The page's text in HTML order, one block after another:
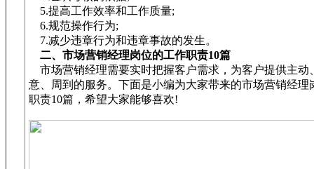
5.提高工作效率和工作质量;
6.规范操作行为;
7.减少违章行为和违章事故的发生。
二、市场营销经理岗位的工作职责10篇
市场营销经理需要实时把握客户需求，为客户提供主动
意、周到的服务。下面是小编为大家带来的市场营销经理
职责10篇，希望大家能够喜欢!